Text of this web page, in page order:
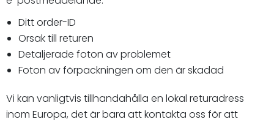
Ditt order-ID
Orsak till returen
Detaljerade foton av problemet
Foton av förpackningen om den är skadad
Vi kan vanligtvis tillhandahålla en lokal returadress
inom Europa, det är bara att kontakta oss för att